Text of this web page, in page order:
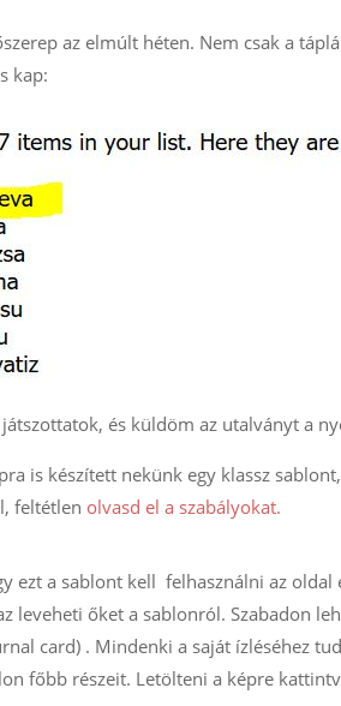
az elmúlt héten. Nem csak a
kap:
és küldöm az utalványt a
is készített nekünk egy klassz
feltétlen olvasd el a szabályokat.
ezt a sablont kell felhasználni az
leveheti őket a sablonról. Szabadon
card) . Mindenki a saját ízléséhez
főbb részeit. Letölteni a képre